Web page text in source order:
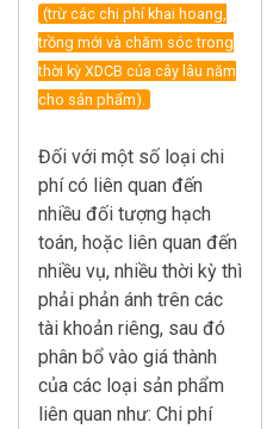
(trừ các chi phí khai hoang,
trồng mới và chăm sóc trong
thời kỳ XDCB của cây lâu năm
cho sản phẩm).
Đối với một số loại chi
phí có liên quan đến
nhiều đối tượng hạch
toán, hoặc liên quan đến
nhiều vụ, nhiều thời kỳ thì
phải phản ánh trên các
tài khoản riêng, sau đó
phân bổ vào giá thành
của các loại sản phẩm
liên quan như: Chi phí